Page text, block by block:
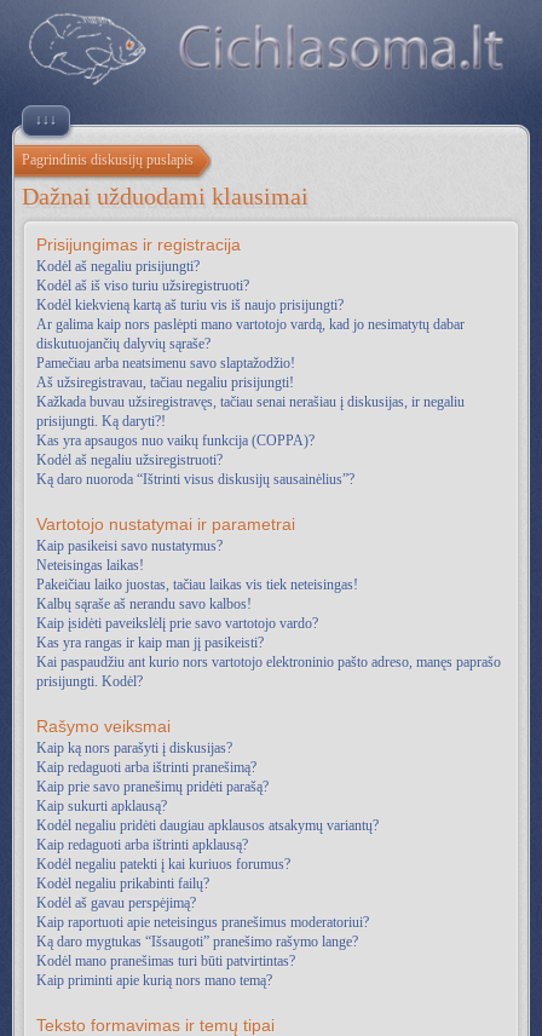
↓↓↓
Pagrindinis diskusijų puslapis
Dažnai užduodami klausimai
Prisijungimas ir registracija
Kodėl aš negaliu prisijungti?
Kodėl aš iš viso turiu užsiregistruoti?
Kodėl kiekvieną kartą aš turiu vis iš naujo prisijungti?
Ar galima kaip nors paslėpti mano vartotojo vardą, kad jo nesimatytų dabar
diskutuojančių dalyvių sąraše?
Pamečiau arba neatsimenu savo slaptažodžio!
Aš užsiregistravau, tačiau negaliu prisijungti!
Kažkada buvau užsiregistravęs, tačiau senai nerašiau į diskusijas, ir negaliu
prisijungti. Ką daryti?!
Kas yra apsaugos nuo vaikų funkcija (COPPA)?
Kodėl aš negaliu užsiregistruoti?
Ką daro nuoroda “Ištrinti visus diskusijų sausainėlius”?
Vartotojo nustatymai ir parametrai
Kaip pasikeisi savo nustatymus?
Neteisingas laikas!
Pakeičiau laiko juostas, tačiau laikas vis tiek neteisingas!
Kalbų sąraše aš nerandu savo kalbos!
Kaip įsidėti paveikslėlį prie savo vartotojo vardo?
Kas yra rangas ir kaip man jį pasikeisti?
Kai paspaudžiu ant kurio nors vartotojo elektroninio pašto adreso, manęs paprašo
prisijungti. Kodėl?
Rašymo veiksmai
Kaip ką nors parašyti į diskusijas?
Kaip redaguoti arba ištrinti pranešimą?
Kaip prie savo pranešimų pridėti parašą?
Kaip sukurti apklausą?
Kodėl negaliu pridėti daugiau apklausos atsakymų variantų?
Kaip redaguoti arba ištrinti apklausą?
Kodėl negaliu patekti į kai kuriuos forumus?
Kodėl negaliu prikabinti failų?
Kodėl aš gavau perspėjimą?
Kaip raportuoti apie neteisingus pranešimus moderatoriui?
Ką daro mygtukas “Išsaugoti” pranešimo rašymo lange?
Kodėl mano pranešimas turi būti patvirtintas?
Kaip priminti apie kurią nors mano temą?
Teksto formavimas ir temų tipai